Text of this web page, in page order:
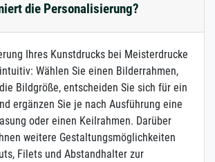
die Personalisierung?
Ihres Kunstdrucks bei Meisterdrucke
Wählen Sie einen Bilderrahmen,
Bildgröße, entscheiden Sie sich für ein
ergänzen Sie je nach Ausführung eine
oder einen Keilrahmen. Darüber
weitere Gestaltungsmöglichkeiten
Filets und Abstandhalter zur